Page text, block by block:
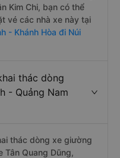
Kim Chi, bạn có thể
vé các nhà xe này tại
- Khánh Hòa đi Núi
thác dòng
- Quảng Nam
thác dòng xe giường
Tân Quang Dũng,